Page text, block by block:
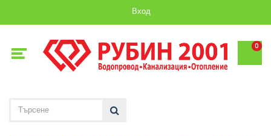
Вход
0